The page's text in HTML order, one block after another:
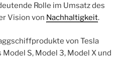
Rolle im Umsatz des
Vision von Nachhaltigkeit.
von Tesla
S, Model 3, Model X und